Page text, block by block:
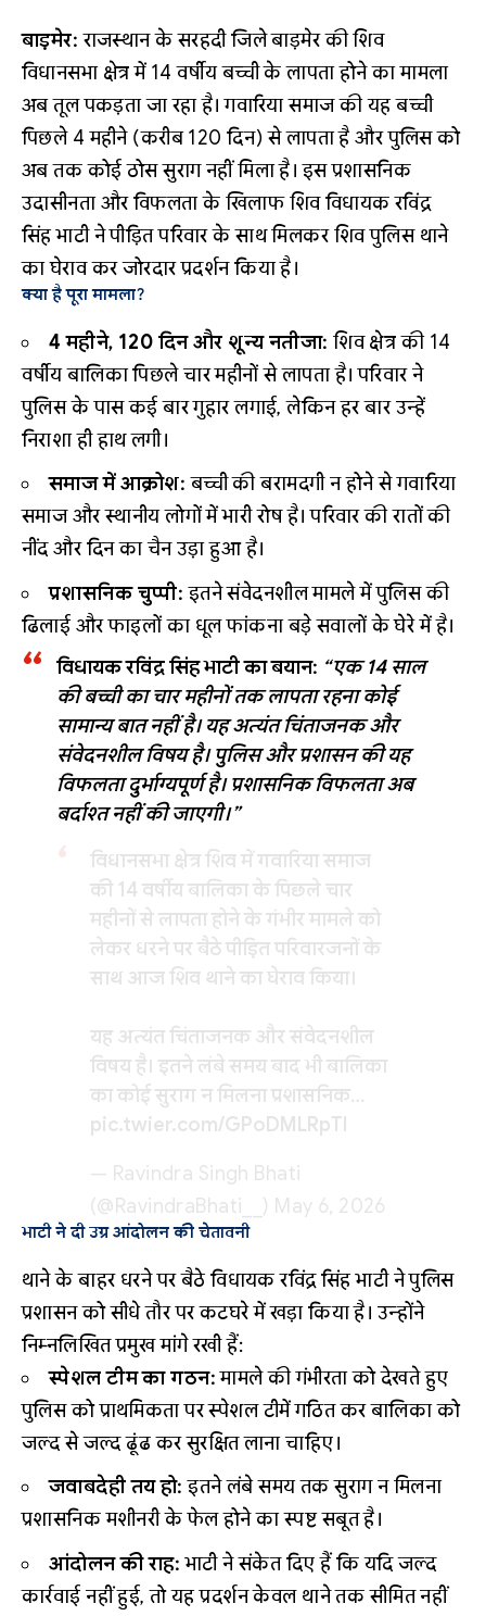
बाड़मेर: राजस्थान के सरहदी जिले बाड़मेर की शिव
विधानसभा क्षेत्र में 14 वर्षीय बच्ची के लापता होने का मामला
अब तूल पकड़ता जा रहा है। गवारिया समाज की यह बच्ची
पिछले 4 महीने (करीब 120 दिन) से लापता है और पुलिस को
अब तक कोई ठोस सुराग नहीं मिला है। इस प्रशासनिक
उदासीनता और विफलता के खिलाफ शिव विधायक रविंद्र
सिंह भाटी ने पीड़ित परिवार के साथ मिलकर शिव पुलिस थाने
का घेराव कर जोरदार प्रदर्शन किया है।
क्या है पूरा मामला?
4 महीने, 120 दिन और शून्य नतीजा: शिव क्षेत्र की 14
वर्षीय बालिका पिछले चार महीनों से लापता है। परिवार ने
पुलिस के पास कई बार गुहार लगाई, लेकिन हर बार उन्हें
निराशा ही हाथ लगी।
समाज में आक्रोश: बच्ची की बरामदगी न होने से गवारिया
समाज और स्थानीय लोगों में भारी रोष है। परिवार की रातों की
नींद और दिन का चैन उड़ा हुआ है।
प्रशासनिक चुप्पी: इतने संवेदनशील मामले में पुलिस की
ढिलाई और फाइलों का धूल फांकना बड़े सवालों के घेरे में है।
विधायक रविंद्र सिंह भाटी का बयान: “एक 14 साल
की बच्ची का चार महीनों तक लापता रहना कोई
सामान्य बात नहीं है। यह अत्यंत चिंताजनक और
संवेदनशील विषय है। पुलिस और प्रशासन की यह
विफलता दुर्भाग्यपूर्ण है। प्रशासनिक विफलता अब
बर्दाश्त नहीं की जाएगी।”
विधानसभा क्षेत्र शिव में गवारिया समाज
की 14 वर्षीय बालिका के पिछले चार
महीनों से लापता होने के गंभीर मामले को
लेकर धरने पर बैठे पीड़ित परिवारजनों के
साथ आज शिव थाने का घेराव किया।
यह अत्यंत चिंताजनक और संवेदनशील
विषय है। इतने लंबे समय बाद भी बालिका
का कोई सुराग न मिलना प्रशासनिक…
pic.twitter.com/GPoDMLRpTl
— Ravindra Singh Bhati
(@RavindraBhati__) May 6, 2026
भाटी ने दी उग्र आंदोलन की चेतावनी
थाने के बाहर धरने पर बैठे विधायक रविंद्र सिंह भाटी ने पुलिस
प्रशासन को सीधे तौर पर कटघरे में खड़ा किया है। उन्होंने
निम्नलिखित प्रमुख मांगे रखी हैं:
स्पेशल टीम का गठन:मामले की गंभीरता को देखते हुए
पुलिस को प्राथमिकता पर स्पेशल टीमें गठित कर बालिका को
जल्द से जल्द ढूंढ कर सुरक्षित लाना चाहिए।
जवाबदेही तय हो: इतने लंबे समय तक सुराग न मिलना
प्रशासनिक मशीनरी के फेल होने का स्पष्ट सबूत है।
आंदोलन की राह: भाटी ने संकेत दिए हैं कि यदि जल्द
कार्रवाई नहीं हुई, तो यह प्रदर्शन केवल थाने तक सीमित नहीं